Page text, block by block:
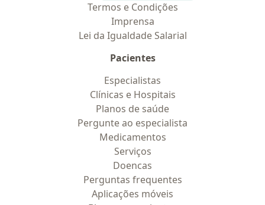
Termos e Condições
Imprensa
Lei da Igualdade Salarial
Pacientes
Especialistas
Clínicas e Hospitais
Planos de saúde
Pergunte ao especialista
Medicamentos
Serviços
Doencas
Perguntas frequentes
Aplicações móveis